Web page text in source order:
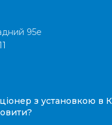
95е
з установкою в